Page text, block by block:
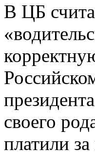
В ЦБ
своего
платили